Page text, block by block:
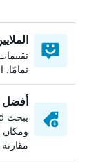
تمامًا.
أفضل
مقارنة